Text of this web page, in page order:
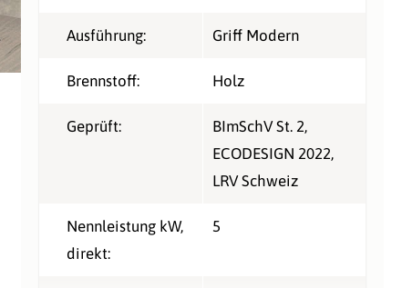
Ausführung: Griff Modern
Brennstoff: Holz
Geprüft: BImSchV St. 2,
ECODESIGN 2022,
LRV Schweiz
Nennleistung kW,
direkt:
5